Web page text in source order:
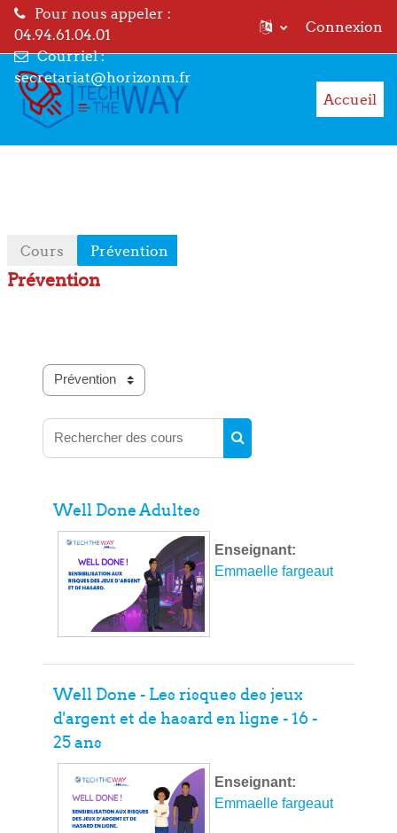
Passer au contenu principal
Pour nous appeler :
04.94.61.04.01
Courriel :
secretariat@horizonm.fr
Connexion
Accueil
Cours Prévention
Prévention
Catégories de cours
Rechercher des cours
Rechercher des cours
Well Done Adultes
Enseignant:
Emmaelle fargeaut
Well Done - Les risques des jeux
d'argent et de hasard en ligne - 16 -
25 ans
Enseignant:
Emmaelle fargeaut